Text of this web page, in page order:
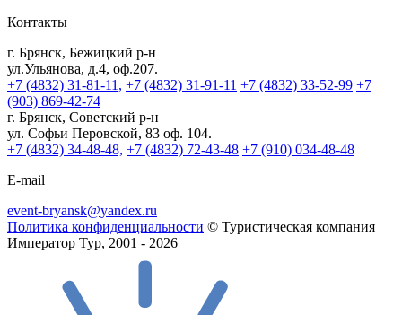
Контакты
г. Брянск, Бежицкий р-н
ул.Ульянова, д.4, оф.207.
+7 (4832) 31-81-11, +7 (4832) 31-91-11 +7 (4832) 33-52-99 +7
(903) 869-42-74
г. Брянск, Советский р-н
ул. Софьи Перовской, 83 оф. 104.
+7 (4832) 34-48-48, +7 (4832) 72-43-48 +7 (910) 034-48-48
E-mail
event-bryansk@yandex.ru
Политика конфиденциальности © Туристическая компания
Император Тур, 2001 - 2026